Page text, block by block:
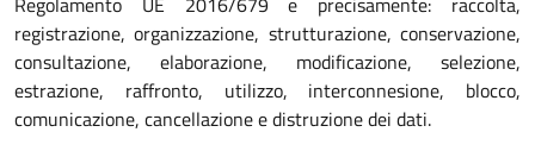
registrazione, organizzazione, strutturazione, conservazione,
consultazione, elaborazione, modificazione, selezione,
estrazione, raffronto, utilizzo, interconnesione, blocco,
comunicazione, cancellazione e distruzione dei dati.